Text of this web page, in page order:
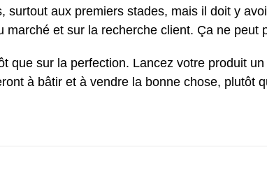
surtout aux premiers stades, mais il doit y
et sur la recherche client. Ça ne peut
que sur la perfection. Lancez votre produit
à bâtir et à vendre la bonne chose, plutôt